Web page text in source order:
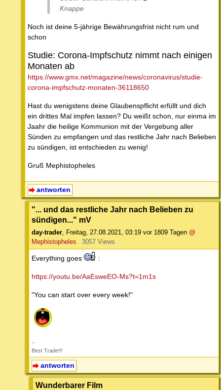
Knappe
Noch ist deine 5-jährige Bewährungsfrist nicht rum und
schon
Studie: Corona-Impfschutz nimmt nach einigen
Monaten ab
https://www.gmx.net/magazine/news/coronavirus/studie-
corona-impfschutz-monaten-36118650
Hast du wenigstens deine Glaubenspflicht erfüllt und dich
ein drittes Mal impfen lassen? Du weißt schon, nur einma im
Jaahr die heilige Kommunion mit der Vergebung aller
Sünden zu empfangen und das restliche Jahr nach Belieben
zu sündigen, ist entschieden zu wenig!
Gruß Mephistopheles
antworten
"... und das restliche Jahr nach Belieben zu
sündigen..." mV
day-trader Freitag, 27.08.2021, 03:19 vor 1809 Tagen @
Mephistopheles
3057 Views
Everything goes :
https://youtu.be/AaEsweEO-Ms?t=1m1s
"You can start over every week!"
--
Best Trade!!!
antworten
Wunderbarer Film